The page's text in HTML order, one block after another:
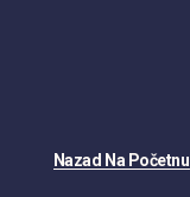
Nazad Na Početnu